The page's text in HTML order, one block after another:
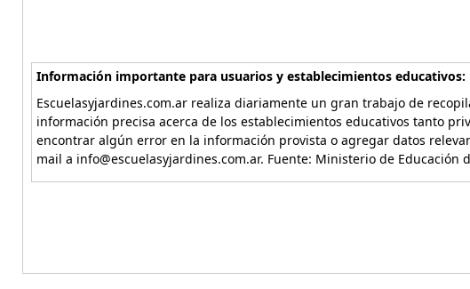
Información importante para usuarios y establecimientos educativos:
Escuelasyjardines.com.ar realiza diariamente un gran trabajo de
información precisa acerca de los establecimientos educativos tanto
encontrar algún error en la información provista o agregar datos
mail a info@escuelasyjardines.com.ar. Fuente: Ministerio de Educación